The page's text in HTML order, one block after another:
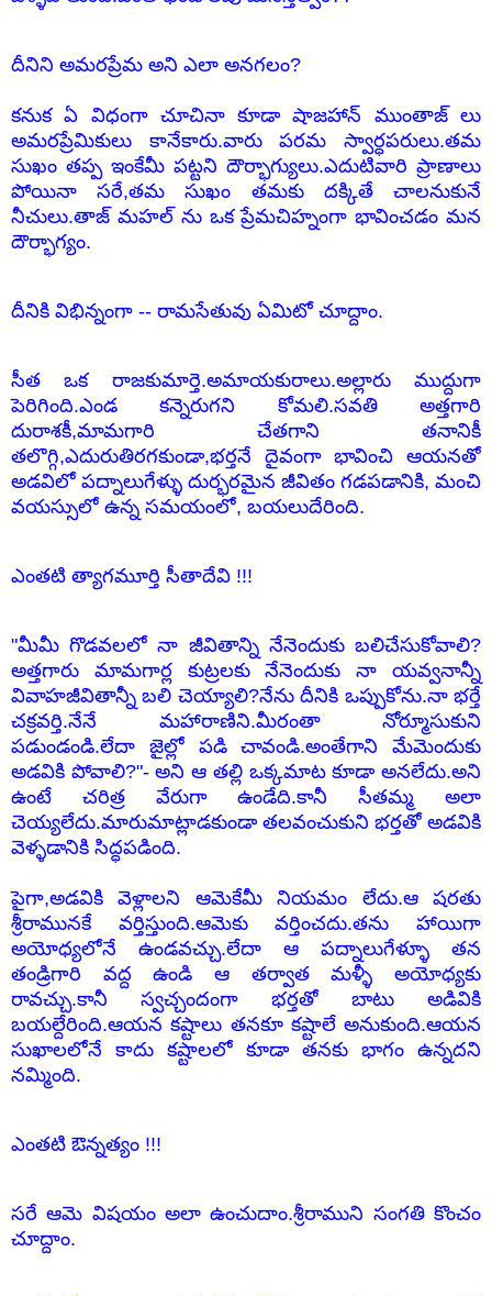
దీనిని అమరప్రేమ అని ఎలా అనగలం?
కనుక ఏ విధంగా చూచినా కూడా షాజహాన్ ముంతాజ్ లు
అమరప్రేమికులు కానేకారు.వారు పరమ స్వార్ధపరులు.తమ
సుఖం తప్ప ఇంకేమీ పట్టని దౌర్భాగ్యులు.ఎదుటివారి ప్రాణాలు
పోయినా సరే,తమ సుఖం తమకు దక్కితే చాలనుకునే
నీచులు.తాజ్ మహల్ ను ఒక ప్రేమచిహ్నంగా భావించడం మన
దౌర్భాగ్యం.
దీనికి విభిన్నంగా -- రామసేతువు ఏమిటో చూద్దాం.
సీత ఒక రాజకుమార్తె.అమాయకురాలు.అల్లారు ముద్దుగా
పెరిగింది.ఎండ కన్నెరుగని కోమలి.సవతి అత్తగారి
దురాశకీ,మామగారి చేతగాని తనానికీ
తలొగ్గి,ఎదురుతిరగకుండా,భర్తనే దైవంగా భావించి ఆయనతో
అడవిలో పద్నాలుగేళ్ళు దుర్భరమైన జీవితం గడపడానికి, మంచి
వయస్సులో ఉన్న సమయంలో, బయలుదేరింది.
ఎంతటి త్యాగమూర్తి సీతాదేవి !!!
"మీమీ గొడవలలో నా జీవితాన్ని నేనెందుకు బలిచేసుకోవాలి?
అత్తగారు మామగార్ల కుట్రలకు నేనెందుకు నా యవ్వనాన్నీ
వివాహజీవితాన్నీ బలి చెయ్యాలి?నేను దీనికి ఒప్పుకోను.నా భర్తే
చక్రవర్తి.నేనే మహారాణిని.మీరంతా నోర్మూసుకుని
పడుండండి.లేదా జైల్లో పడి చావండి.అంతేగాని మేమెందుకు
అడవికి పోవాలి?"- అని ఆ తల్లి ఒక్కమాట కూడా అనలేదు.అని
ఉంటే చరిత్ర వేరుగా ఉండేది.కానీ సీతమ్మ అలా
చెయ్యలేదు.మారుమాట్లాడకుండా తలవంచుకుని భర్తతో అడవికి
వెళ్ళడానికి సిద్ధపడింది.
పైగా,అడవికి వెళ్లాలని ఆమెకేమీ నియమం లేదు.ఆ షరతు
శ్రీరామునకే వర్తిస్తుంది.ఆమెకు వర్తించదు.తను హాయిగా
అయోధ్యలోనే ఉండవచ్చు.లేదా ఆ పద్నాలుగేళ్ళూ తన
తండ్రిగారి వద్ద ఉండి ఆ తర్వాత మళ్ళీ అయోధ్యకు
రావచ్చు.కానీ స్వచ్చందంగా భర్తతో బాటు అడివికి
బయల్దేరింది.ఆయన కష్టాలు తనకూ కష్టాలే అనుకుంది.ఆయన
సుఖాలలోనే కాదు కష్టాలలో కూడా తనకు భాగం ఉన్నదని
నమ్మింది.
ఎంతటి ఔన్నత్యం !!!
సరే ఆమె విషయం అలా ఉంచుదాం.శ్రీరాముని సంగతి కొంచం
చూద్దాం.